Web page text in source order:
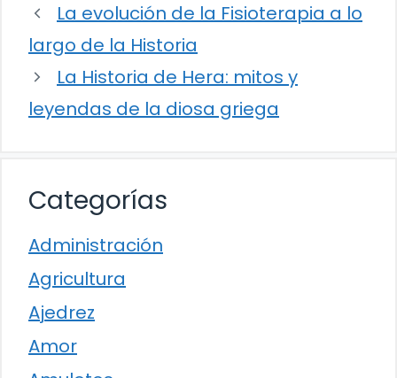
La evolución de la Fisioterapia a lo
largo de la Historia
La Historia de Hera: mitos y
leyendas de la diosa griega
Categorías
Administración
Agricultura
Ajedrez
Amor